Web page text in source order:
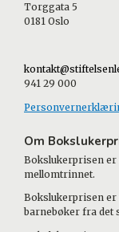
Torggata 5
0181 Oslo
941 29 000
Om
Bokslukerprisen
mellomtrinnet.
Bokslukerprisen er
barnebøker fra det